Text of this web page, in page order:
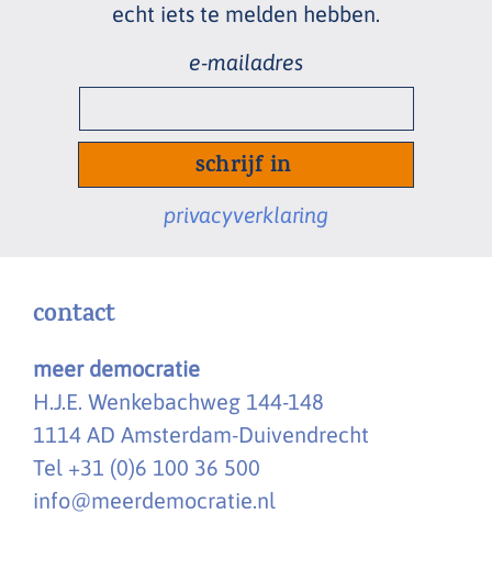
echt iets te melden hebben.
mailadres
privacyverklaring
contact
meer democratie
H.J.E. Wenkebachweg 144-148
1114 AD Amsterdam-Duivendrecht
Tel +31 (0)6 100 36 500
info@meerdemocratie.nl